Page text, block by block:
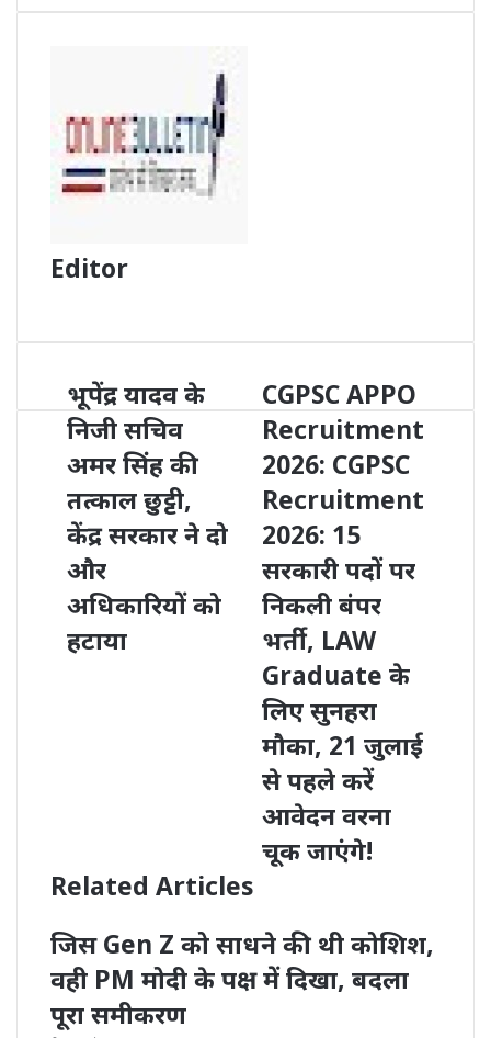
Email
Editor
भूपेंद्र यादव के
निजी सचिव
अमर सिंह की
तत्काल छुट्टी,
केंद्र सरकार ने दो
और
अधिकारियों को
हटाया
CGPSC APPO
Recruitment
2026: CGPSC
Recruitment
2026: 15
सरकारी पदों पर
निकली बंपर
भर्ती, LAW
Graduate के
लिए सुनहरा
मौका, 21 जुलाई
से पहले करें
आवेदन वरना
चूक जाएंगे!
Related Articles
जिस Gen Z को साधने की थी कोशिश,
वही PM मोदी के पक्ष में दिखा, बदला
पूरा समीकरण